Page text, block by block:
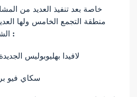
خاصة بعد تنفيذ العديد من
منطقة التجمع الخامس ولها
الشهيرة نذكر منها :
1- لافيدا بهليوبوليس
2- سكاي فيو